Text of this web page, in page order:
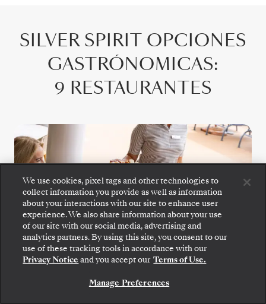
SILVER SPIRIT OPCIONES
GASTRÓNOMICAS:
9 RESTAURANTES
We use cookies, pixel tags and other technologies to
collect information you provide as well as information
about your interactions with our site to enhance user
experience. We also share information about your use
of our site with our social media, advertising and
analytics partners. By using this site, you consent to our
use of these tracking tools in accordance with our
Privacy Notice and you accept our Terms of Use.
Manage Preferences